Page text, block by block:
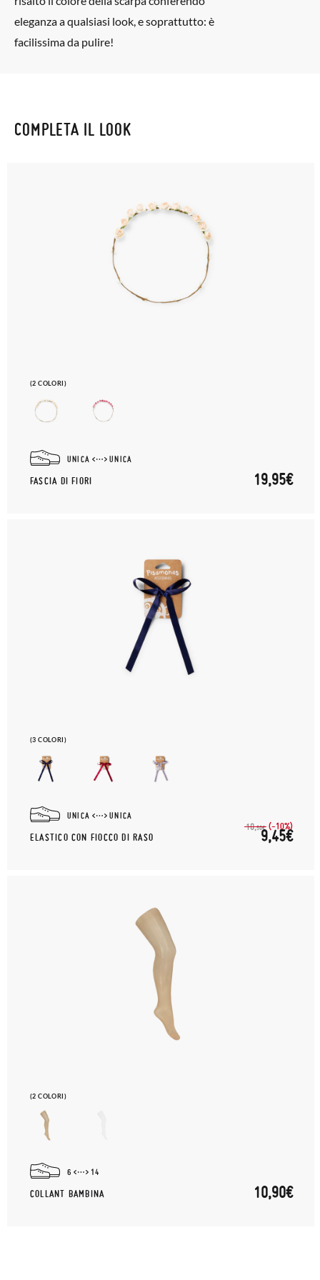
postale Poste Italiane e di effettuare un nuovo ordine per la
taglia o il modello desiderato.
eleganza a qualsiasi look, e soprattutto: è
facilissima da pulire!
COMPLETA IL LOOK
(2 COLORI)
UNICA UNICA
FASCIA DI FIORI 19,95€
(3 COLORI)
UNICA UNICA
ELASTICO CON FIOCCO DI RASO
10,50€ (-10%)
9,45€
(2 COLORI)
6 14
COLLANT BAMBINA 10,90€